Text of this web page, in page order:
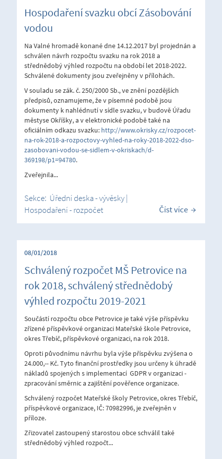
Hospodaření svazku obcí Zásobování
vodou
Na Valné hromadě konané dne 14.12.2017 byl projednán a
schválen návrh rozpočtu svazku na rok 2018 a
střednědobý výhled rozpočtu na období let 2018-2022.
Schválené dokumenty jsou zveřejněny v přílohách.
V souladu se zák. č. 250/2000 Sb., ve znění pozdějších
předpisů, oznamujeme, že v písemné podobě jsou
dokumenty k nahlédnutí v sídle svazku, v budově Úřadu
městyse Okříšky, a v elektronické podobě také na
oficiálním odkazu svazku: http://www.okrisky.cz/rozpocet-
na-rok-2018-a-rozpoctovy-vyhled-na-roky-2018-2022-dso-
zasobovani-vodou-se-sidlem-v-okriskach/d-
369198/p1=94780.
Zveřejnila...
Sekce: Úřední deska - vývěsky|
Hospodaření - rozpočet
Číst více
08/01/2018
Schválený rozpočet MŠ Petrovice na
rok 2018, schválený střednědobý
výhled rozpočtu 2019-2021
Součástí rozpočtu obce Petrovice je také výše příspěvku
zřízené příspěvkové organizaci Mateřské škole Petrovice,
okres Třebíč, příspěvkové organizaci, na rok 2018.
Oproti původnímu návrhu byla výše příspěvku zvýšena o
24.000,-- Kč. Tyto finanční prostředky jsou určeny k úhradě
nákladů spojených s implementací GDPR v organizaci -
zpracování směrnic a zajištění pověřence organizace.
Schválený rozpočet Mateřské školy Petrovice, okres Třebíč,
příspěvkové organizace, IČ: 70982996, je zveřejněn v
příloze.
Zřizovatel zastoupený starostou obce schválil také
střednědobý výhled rozpočt...